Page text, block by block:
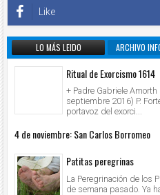
Like
LO MÁS LEIDO ARCHIVO
Ritual de Exorcismo 1614
+ Padre Gabriele
septiembre 2016) P.
portavoz del exorci...
4 de noviembre: San Carlos Borromeo
Patitas peregrinas
La Peregrinación de los
de semana pasado. Ya